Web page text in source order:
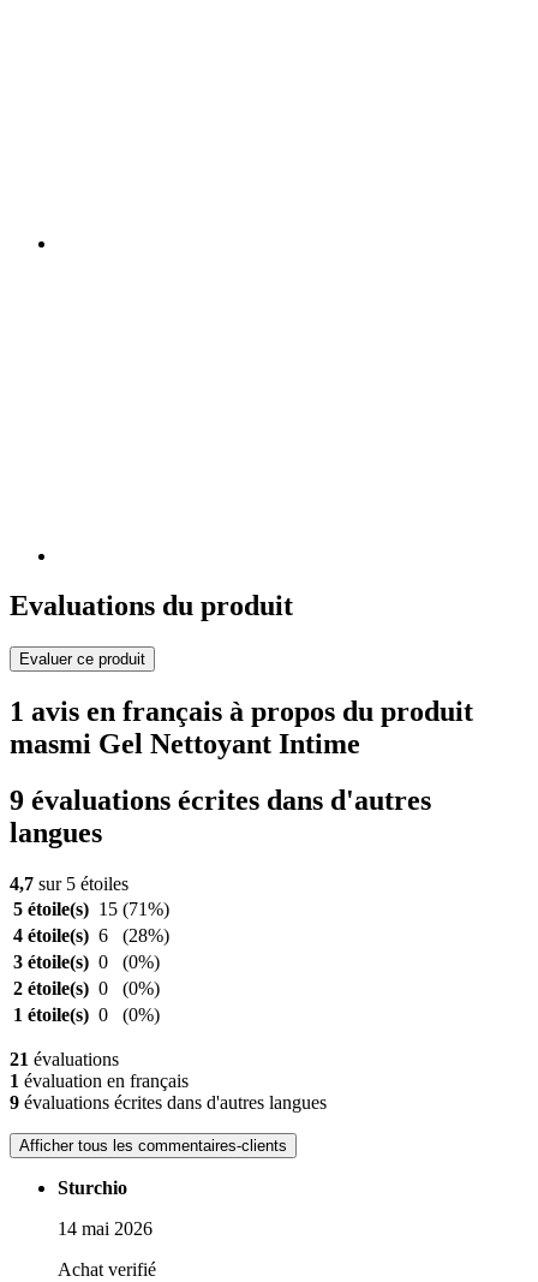
Evaluations du produit
Evaluer ce produit
1 avis en français à propos du produit
masmi Gel Nettoyant Intime
9 évaluations écrites dans d'autres
langues
4,7 sur 5 étoiles
5 étoile(s) 15 (71%)
4 étoile(s) 6
(28%)
3 étoile(s) 0
(0%)
2 étoile(s) 0
(0%)
1 étoile(s) 0 (0%)
21 évaluations
1 évaluation en français
9 évaluations écrites dans d'autres langues
Afficher tous les commentaires-clients
Sturchio
14 mai 2026
Achat verifié